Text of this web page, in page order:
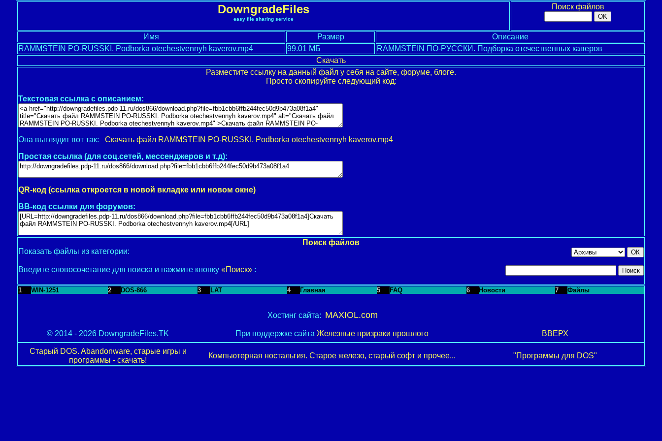
DowngradeFiles
easy file sharing service
Поиск файлов
Имя Размер
Описание
RAMMSTEIN PO-RUSSKI. Podborka otechestvennyh kaverov.mp4
99.01 МБ
RAMMSTEIN ПО-РУССКИ. Подборка отечественных каверов
Скачать
Разместите ссылку на данный файл у себя на сайте, форуме, блоге.
Просто скопируйте следующий код:
Текстовая ссылка с описанием:
Она выглядит вот так: Скачать файл RAMMSTEIN PO-RUSSKI. Podborka otechestvennyh kaverov.mp4
Простая ссылка (для соц.сетей, мессенджеров и т.д):
QR-код (ссылка откроется в новой вкладке или новом окне)
BB-код ссылки для форумов:
Поиск файлов
Показать файлы из категории:
Введите словосочетание для поиска и нажмите кнопку «Поиск» :
1 WIN-1251 2 DOS-866 3 LAT 4 Главная 5 FAQ 6 Новости 7 Файлы
Хостинг сайта: MAXIOL.com
© 2014 - 2026 DowngradeFiles.TK При поддержке сайта Железные призраки прошлого ВВЕРХ
Старый DOS. Abandonware, старые игры и
программы - скачать!
Компьютерная ностальгия. Старое железо, старый софт и прочее... "Программы для DOS"